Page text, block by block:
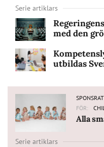
Serie artiklars
med den
utbildas
FÖR:
Alla
Serie artiklars